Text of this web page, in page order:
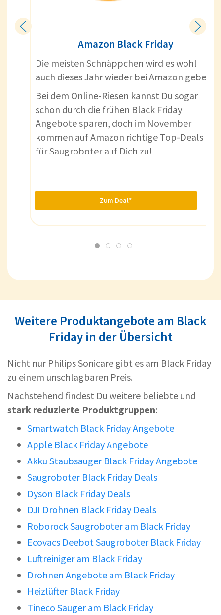
Amazon Black Friday
Die meisten Schnäppchen wird es wohl
auch dieses Jahr wieder bei Amazon geben.
Bei dem Online-Riesen kannst Du sogar
schon durch die frühen Black Friday
Angebote sparen, doch im November
kommen auf Amazon richtige Top-Deals
für Saugroboter auf Dich zu!
Zum Deal*
Weitere Produktangebote am Black
Friday in der Übersicht
Nicht nur Philips Sonicare gibt es am Black Friday
zu einem unschlagbaren Preis.
Nachstehend findest Du weitere beliebte und
stark reduzierte Produktgruppen:
Smartwatch Black Friday Angebote
Apple Black Friday Angebote
Akku Staubsauger Black Friday Angebote
Saugroboter Black Friday Deals
Dyson Black Friday Deals
DJI Drohnen Black Friday Deals
Roborock Saugroboter am Black Friday
Ecovacs Deebot Saugroboter Black Friday
Luftreiniger am Black Friday
Drohnen Angebote am Black Friday
Heizlüfter Black Friday
Tineco Sauger am Black Friday